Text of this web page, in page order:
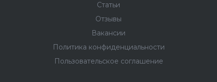
Статьи
Отзывы
Вакансии
Политика конфиденциальности
Пользовательское соглашение